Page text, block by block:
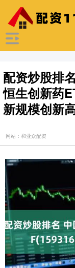
配资炒股排
恒生创新药
新规模创新
网站：和业众配资